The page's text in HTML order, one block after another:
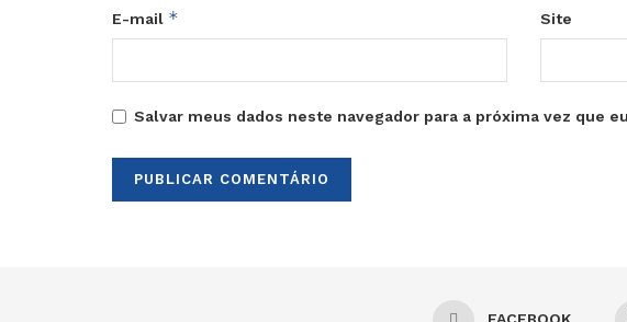
E-mail * Site
Salvar meus dados neste navegador para a próxima vez que